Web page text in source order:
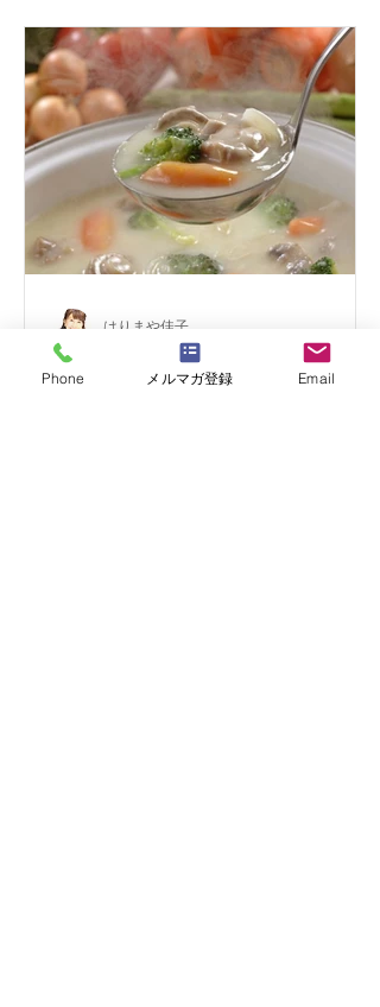
グルテンフリーホワイトシ
はりまや佳子
Phone メルマガ登録 Email